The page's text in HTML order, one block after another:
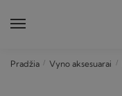
Pradžia / Vyno aksesuarai /